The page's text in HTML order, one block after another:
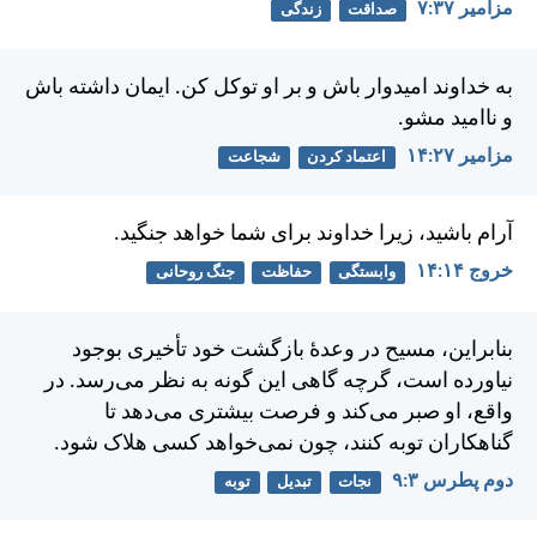
مزامير ۳۷:‏۷ صداقت زندگی
به خداوند اميدوار باش و بر او توكل كن. ايمان داشته باش
و نااميد مشو.
مزامير ۲۷:‏۱۴ اعتماد کردن شجاعت
آرام باشيد، زيرا خداوند برای شما خواهد جنگيد.
خروج ۱۴:‏۱۴ وابستگی حفاظت جنگ روحانی
بنابراين، مسيح در وعدهٔ بازگشت خود تأخيری بوجود
نياورده است، گرچه گاهی اين گونه به نظر می‌رسد. در
واقع، او صبر می‌كند و فرصت بيشتری می‌دهد تا
گناهكاران توبه كنند، چون نمی‌خواهد كسی هلاک شود.
دوم پطرس ۳:‏۹ نجات تبدیل توبه